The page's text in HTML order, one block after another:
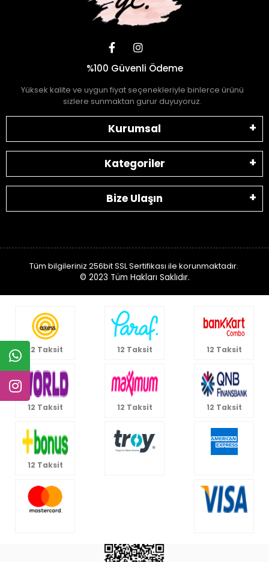
%100 Güvenli Ödeme
Yüksek kalite ve uygun fiyat seçenekleriyle binlerce ürünü
sizlere sunmaktan gurur duyuyoruz.
Kurumsal
Kategoriler
Bize Ulaşın
Tüm bilgileriniz 256bit SSL Sertifikası ile korunmaktadır.
© 2023 Tüm Hakları Saklıdır.
12 Taksit 12 Taksit 12 Taksit
12 Taksit 12 Taksit 12 Taksit
12 Taksit